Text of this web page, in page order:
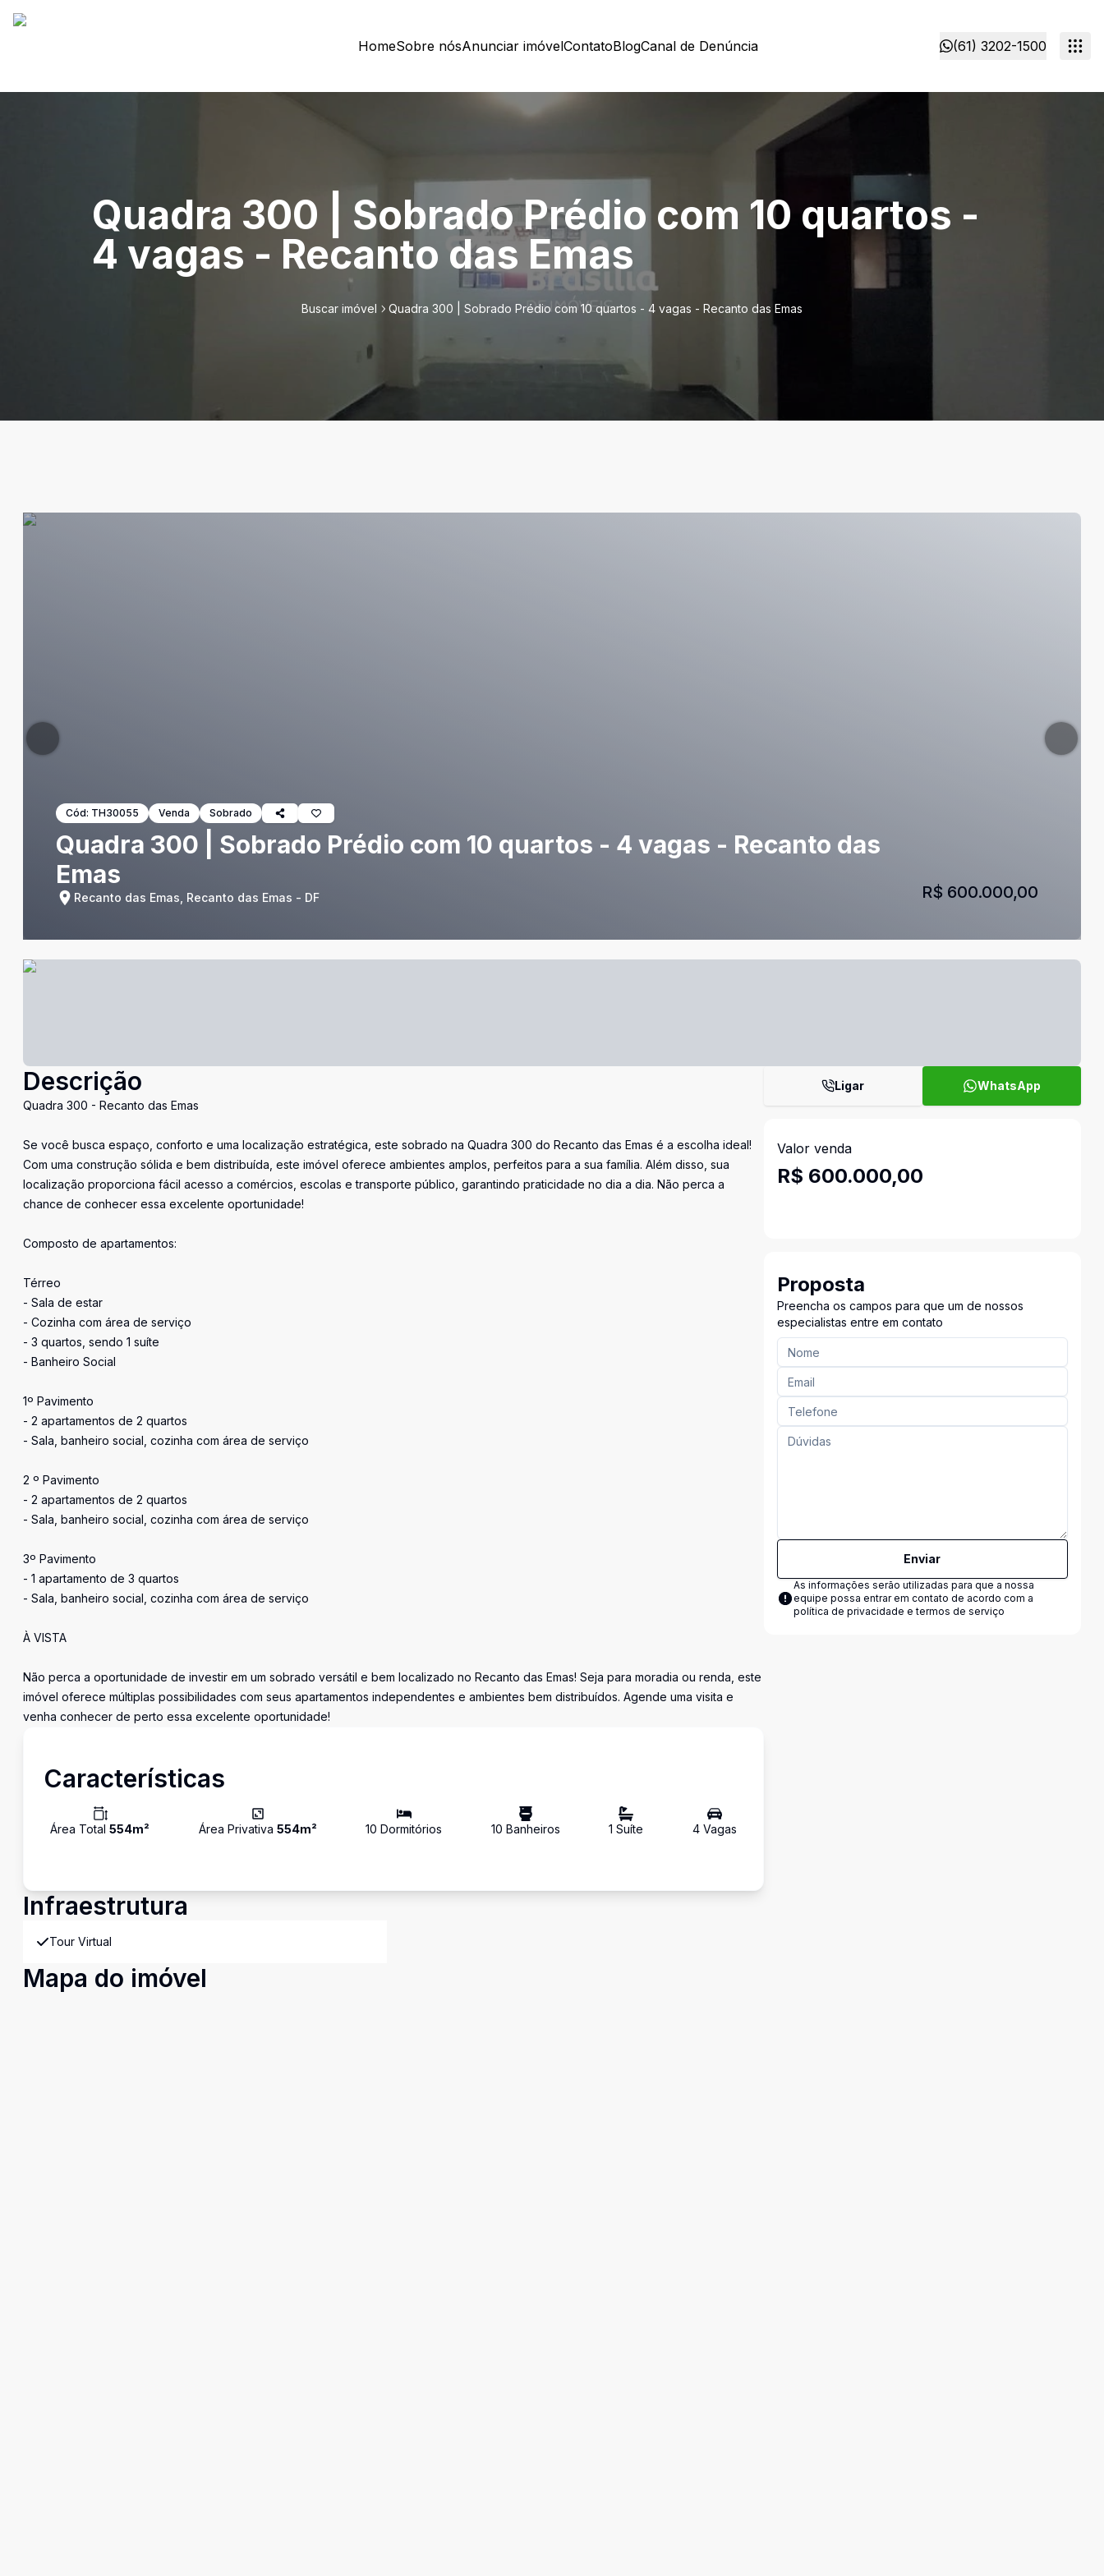
HomeSobre nósAnunciar imóvelContatoBlogCanal de Denúncia (61) 3202-1500
Quadra 300 | Sobrado Prédio com 10 quartos -
4 vagas - Recanto das Emas
Buscar imóvel Quadra 300 | Sobrado Prédio com 10 quartos - 4 vagas - Recanto das Emas
Cód: TH30055 Venda Sobrado
Quadra 300 | Sobrado Prédio com 10 quartos - 4 vagas - Recanto das
Emas
Recanto das Emas, Recanto das Emas - DF R$ 600.000,00
Descrição
Quadra 300 - Recanto das Emas
Se você busca espaço, conforto e uma localização estratégica, este sobrado na Quadra 300 do Recanto das Emas é a escolha ideal!
Com uma construção sólida e bem distribuída, este imóvel oferece ambientes amplos, perfeitos para a sua família. Além disso, sua
localização proporciona fácil acesso a comércios, escolas e transporte público, garantindo praticidade no dia a dia. Não perca a
chance de conhecer essa excelente oportunidade!
Composto de apartamentos:
Térreo
- Sala de estar
- Cozinha com área de serviço
- 3 quartos, sendo 1 suíte
- Banheiro Social
1º Pavimento
- 2 apartamentos de 2 quartos
- Sala, banheiro social, cozinha com área de serviço
2 º Pavimento
- 2 apartamentos de 2 quartos
- Sala, banheiro social, cozinha com área de serviço
3º Pavimento
- 1 apartamento de 3 quartos
- Sala, banheiro social, cozinha com área de serviço
À VISTA
Não perca a oportunidade de investir em um sobrado versátil e bem localizado no Recanto das Emas! Seja para moradia ou renda, este
imóvel oferece múltiplas possibilidades com seus apartamentos independentes e ambientes bem distribuídos. Agende uma visita e
venha conhecer de perto essa excelente oportunidade!
Características
Área Total 554m² Área Privativa 554m² 10 Dormitórios 10 Banheiros 1 Suíte 4Vagas
Infraestrutura
Tour Virtual
Mapa do imóvel
Ligar WhatsApp
Valor venda
R$ 600.000,00
Proposta
Preencha os campos para que um de nossos
especialistas entre em contato
Enviar
As informações serão utilizadas para que a nossa
equipe possa entrar em contato de acordo com a
política de privacidade e termos de serviço